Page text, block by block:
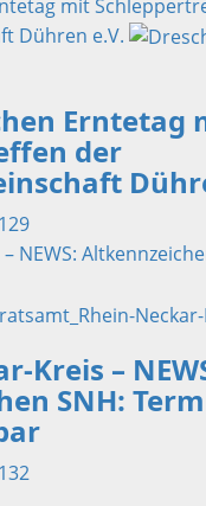
mit
Dühren e.V.
Erntetag
der
129
NEWS:
Kreis –
SNH:
132